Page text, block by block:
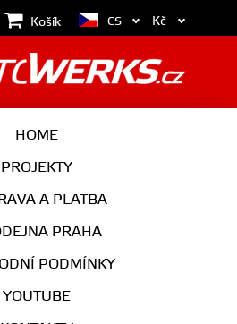
Košík
HOME
PROJEKTY
A PLATBA
PRAHA
PODMÍNKY
YOUTUBE
CS Kč
PODVOZEK
VÝFUK
INTERIÉR